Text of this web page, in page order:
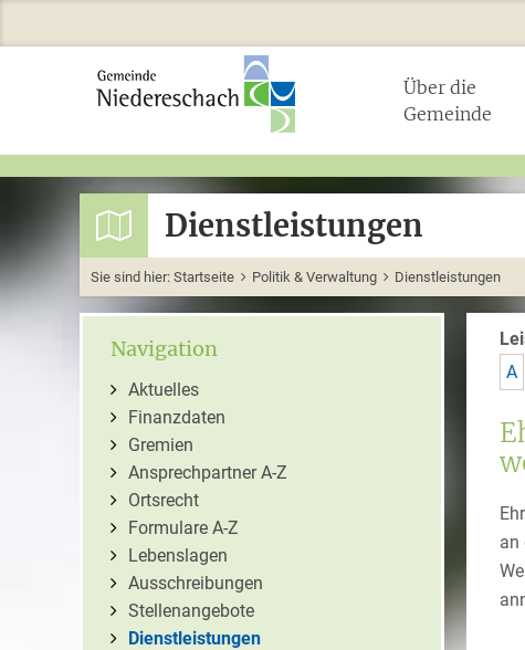
Über die
Gemeinde
Dienstleistungen
Sie sind hier: Startseite Politik & Verwaltung Dienstleistungen
Navigation
Aktuelles
Finanzdaten
Gremien
Ansprechpartner A-Z
Ortsrecht
Formulare A-Z
Lebenslagen
Ausschreibungen
Stellenangebote
Dienstleistungen
A
an